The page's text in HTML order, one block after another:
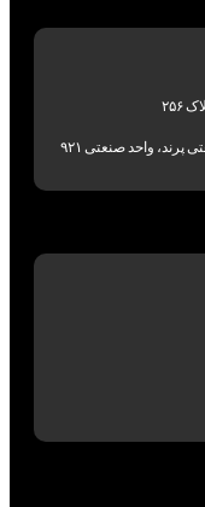
واحد صنعتی ۹۲۱